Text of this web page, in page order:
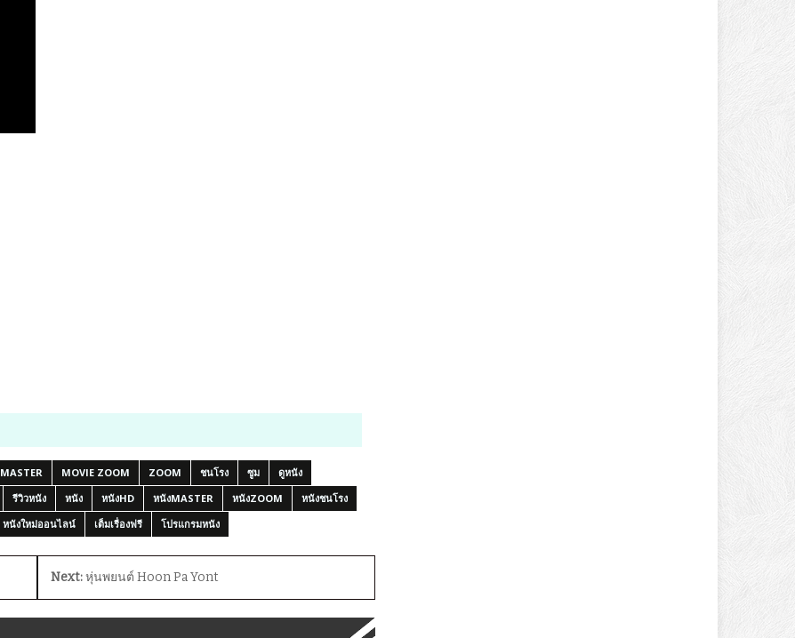
MASTER MOVIE ZOOM ZOOM ชนโรง ซูม
ดูหนัง
รีวิวหนัง หนัง หนังHD หนังMASTER หนังZOOM
หนังชนโรง
หนังใหม่ออนไลน์ เต็มเรื่องฟรี โปรแกรมหนัง
Next:หุ่นพยนต์ Hoon Pa Yont